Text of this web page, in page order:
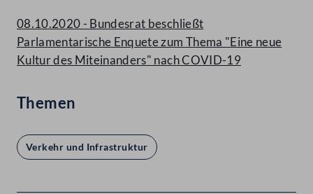
08.10.2020 - Bundesrat beschließt
Parlamentarische Enquete zum Thema "Eine neue
Kultur des Miteinanders" nach COVID-19
Themen
Verkehr und Infrastruktur